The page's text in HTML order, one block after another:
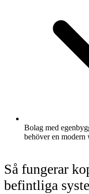
Bolag med
behöver en
Så fungerar
befintliga